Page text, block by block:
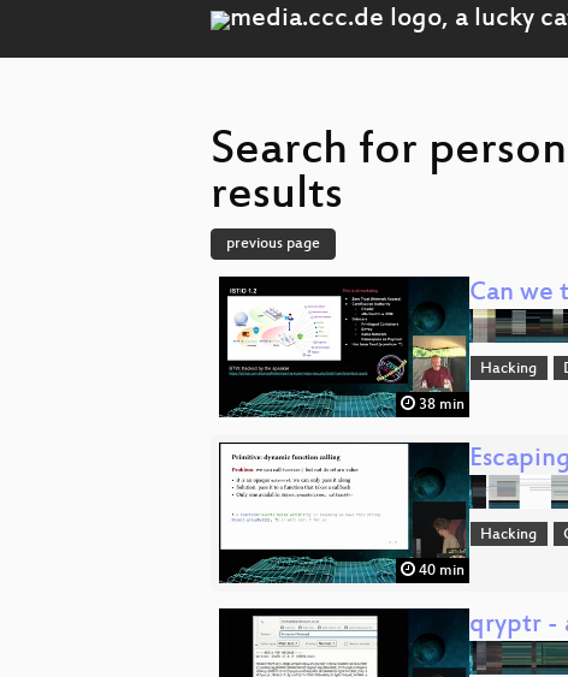
Search for
results
previous page
38 min
Can we
Hacking
40 min
Hacking
qryptr -